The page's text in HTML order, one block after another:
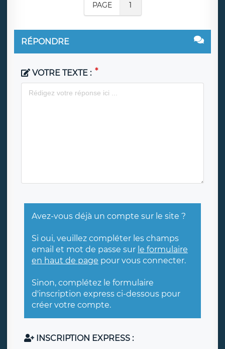
PAGE 1
RÉPONDRE
VOTRE TEXTE :
Avez-vous déjà un compte sur le site ?
Si oui, veuillez compléter les champs
email et mot de passe sur le formulaire
en haut de page pour vous connecter.
Sinon, complétez le formulaire
d'inscription express ci-dessous pour
créer votre compte.
INSCRIPTION EXPRESS :